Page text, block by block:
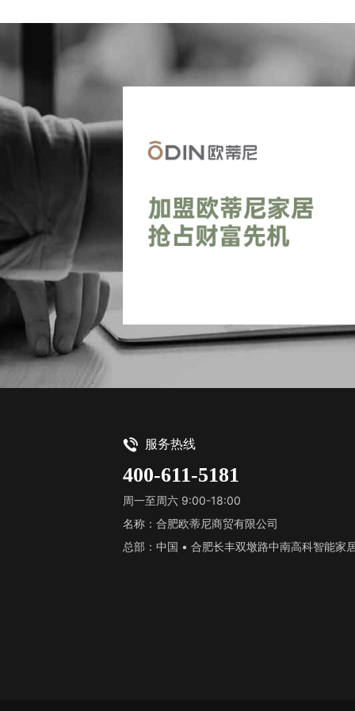
服务热线
400-611-5181
周一至周六 9:00-18:00
名称：合肥欧蒂尼商贸有限公司
总部：中国 • 合肥长丰双墩路中南高科智能家